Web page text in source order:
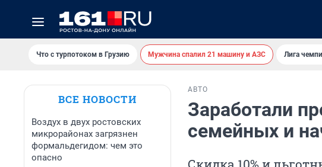
Что с турпотоком в Грузию Мужчина спалил 21 машину и АЗС Лига
ВСЕ НОВОСТИ
Воздух в двух ростовских
микрорайонах загрязнен
формальдегидом: чем это
опасно
АВТО
Заработали
семейных и